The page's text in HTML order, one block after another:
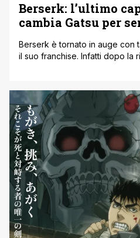
Berserk: l’ultimo
cambia Gatsu per
Berserk è tornato in auge con
il suo franchise. Infatti dopo la
riproposizione della trilogia
uscita a ottobre in Giappone.